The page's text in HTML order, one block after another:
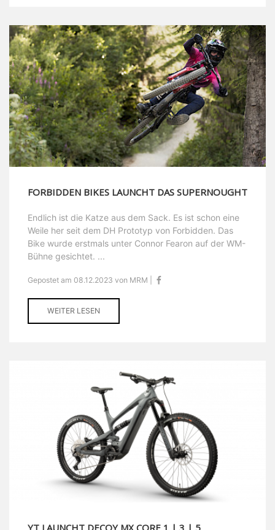
FORBIDDEN BIKES LAUNCHT DAS SUPERNOUGHT
Endlich ist die Katze aus dem Sack. Es ist schon eine
Weile her seit dem DH Prototyp von Forbidden. Das
Bike wurde erstmals unter Connor Fearon auf der WM-
Bühne gesichtet. ...
Gepostet am 08.12.2023 von MRM |
WEITER LESEN
YT LAUNCHT DECOY MX CORE 1 | 3 | 5